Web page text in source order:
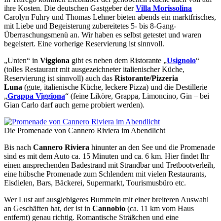
ihre Kosten. Die deutschen Gastgeber derVilla Morissolina
Carolyn Fuhry und Thomas Lehner bieten abends ein marktfrisches,
mit Liebe und Begeisterung zubereitetes 5- bis 8-Gang-
Überraschungsmenü an. Wir haben es selbst getestet und waren
begeistert. Eine vorherige Reservierung ist sinnvoll.
„Unten“ in Viggiona gibt es neben dem Ristorante „Usignolo“
(tolles Restaurant mit ausgezeichneter italienischer Küche,
Reservierung ist sinnvoll) auch das Ristorante/Pizzeria
Luna (gute, italienische Küche, leckere Pizza) und die Destillerie
„Grappa Viggiona“ (feine Liköre, Grappa, Limoncino, Gin – bei
Gian Carlo darf auch gerne probiert werden).
Die Promenade von Cannero Riviera im Abendlicht
Bis nach Cannero Riviera hinunter an den See und die Promenade
sind es mit dem Auto ca. 15 Minuten und ca. 6 km. Hier findet Ihr
einen ansprechenden Badestrand mit Strandbar und Tretbootverleih,
eine hübsche Promenade zum Schlendern mit vielen Restaurants,
Eisdielen, Bars, Bäckerei, Supermarkt, Tourismusbüro etc.
Wer Lust auf ausgiebigeres Bummeln mit einer breiteren Auswahl
an Geschäften hat, der ist in Cannobio (ca. 11 km vom Haus
entfernt) genau richtig. Romantische Sträßchen und eine